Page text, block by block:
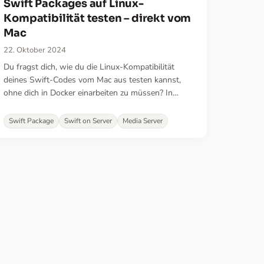
Swift Packages auf Linux-
Kompatibilität testen – direkt vom
Mac
22. Oktober 2024
Du fragst dich, wie du die Linux-Kompatibilität
deines Swift-Codes vom Mac aus testen kannst,
ohne dich in Docker einarbeiten zu müssen? In
der den Prozess mühelos macht!
Swift Package Swift on Server Media Server